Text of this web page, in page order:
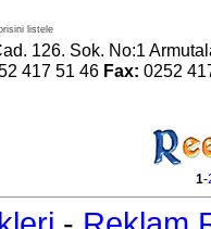
listele
126. Sok. No:1
417 51 46 Fax: 0252
1-